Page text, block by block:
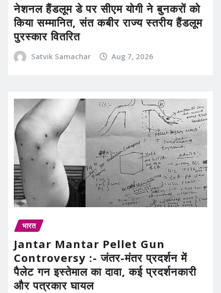
नेशनल हैंडलूम डे पर सीएम योगी ने बुनकरों को
किया सम्मानित, संत कबीर राज्य स्तरीय हैंडलूम
पुरस्कार वितरित
Satvik Samachar Aug 7, 2026
भारत
Jantar Mantar Pellet Gun
Controversy :- जंतर-मंतर प्रदर्शन में
पैलेट गन इस्तेमाल का दावा, कई प्रदर्शनकारी
और पत्रकार घायल